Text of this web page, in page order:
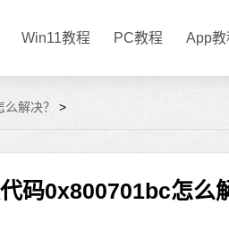
Win11教程 PC教程 App教
解决？ >
码0x800701bc怎么